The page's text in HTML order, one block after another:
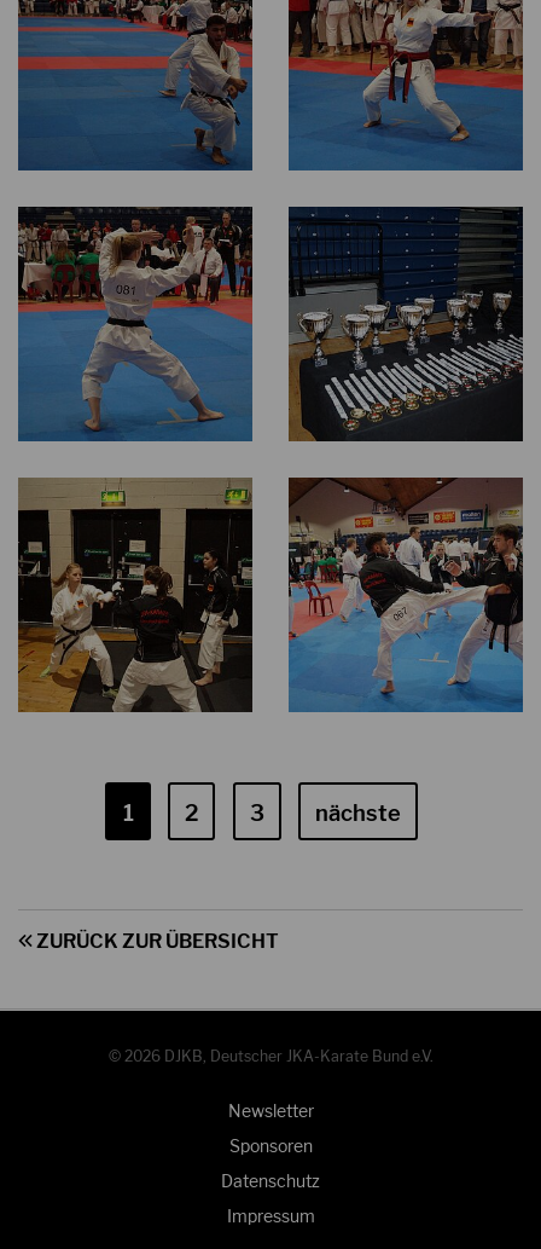
1 2 3 nächste
ZURÜCK ZUR ÜBERSICHT
© 2026 DJKB, Deutscher JKA-Karate Bund e.V.
Newsletter
Sponsoren
Datenschutz
Impressum